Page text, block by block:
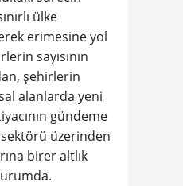
ülke
erimesine yol
sayısının
şehirlerin
alanlarda yeni
gündeme
üzerinden
birer altlık